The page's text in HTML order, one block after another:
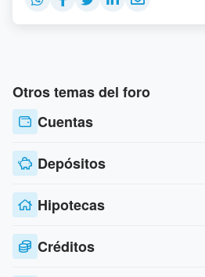
Otros temas del foro
Cuentas
Depósitos
Hipotecas
Créditos